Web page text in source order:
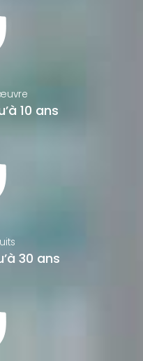
10 ans
30 ans